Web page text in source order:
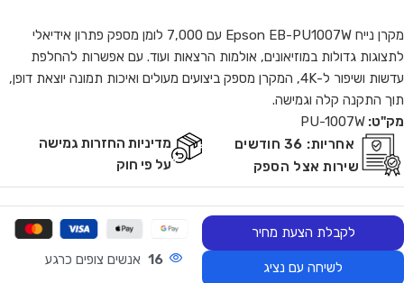
מקרן נייח Epson EB-PU1007W עם 7,000 לומן מספק פתרון אידיאלי
לתצוגות גדולות במוזיאונים, אולמות הרצאות ועוד. עם אפשרות להחלפת
עדשות ושיפור ל-4K, המקרן מספק ביצועים מעולים ואיכות תמונה יוצאת דופן,
תוך התקנה קלה וגמישה.
מק"ט: PU-1007W
אחריות:
36 חודשים
שירות אצל הספק
מדיניות החזרות גמישה
על פי חוק
לקבלת הצעת מחיר
לשיחה עם נציג 16 אנשים צופים כרגע